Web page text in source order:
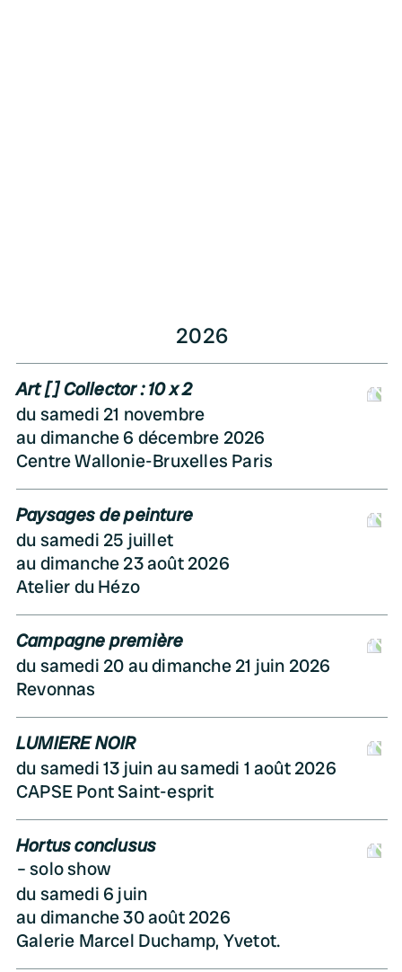
2026
Art [ ] Collector : 10 x 2
du samedi 21 novembre
au dimanche 6 décembre 2026
Centre Wallonie-Bruxelles Paris
Paysages de peinture
du samedi 25 juillet
au dimanche 23 août 2026
Atelier du Hézo
Campagne première
du samedi 20 au dimanche 21 juin 2026
Revonnas
LUMIERE NOIR
du samedi 13 juin au samedi 1 août 2026
CAPSE Pont Saint-esprit
Hortus conclusus
solo show
du samedi 6 juin
au dimanche 30 août 2026
Galerie Marcel Duchamp, Yvetot.